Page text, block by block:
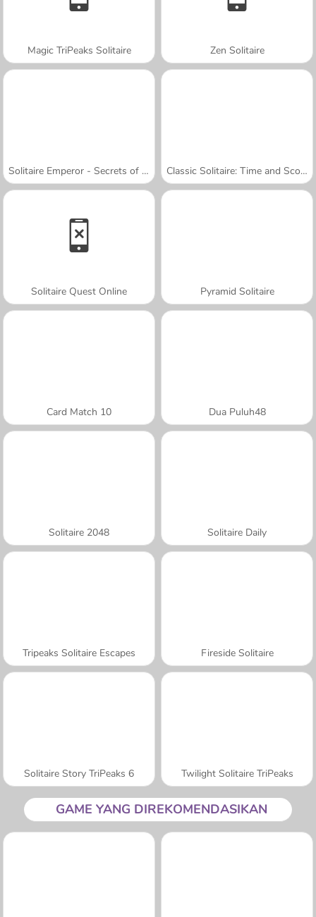
Magic TriPeaks Solitaire Zen Solitaire
Solitaire Emperor - Secrets of Fate Classic Solitaire: Time and Score
Solitaire Quest Online Pyramid Solitaire
Card Match 10 Dua Puluh48
Solitaire 2048 Solitaire Daily
Tripeaks Solitaire Escapes Fireside Solitaire
Solitaire Story TriPeaks 6 Twilight Solitaire TriPeaks
GAME YANG DIREKOMENDASIKAN